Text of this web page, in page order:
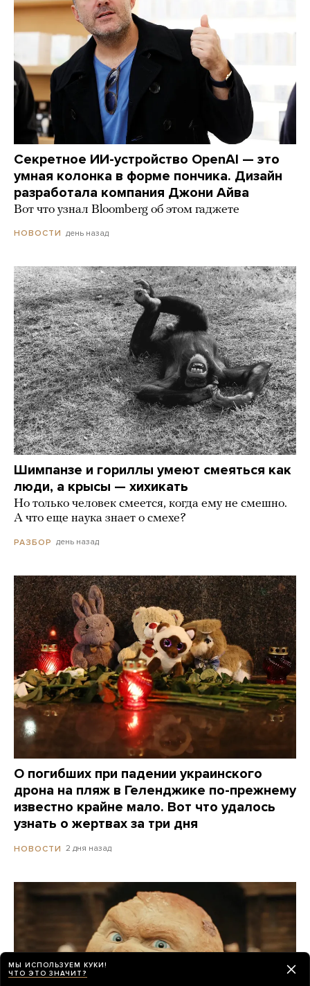
Секретное ИИ-устройство OpenAI — это
умная колонка в форме пончика. Дизайн
разработала компания Джони Айва
Вот что узнал Bloomberg об этом гаджете
НОВОСТИ день назад
Шимпанзе и гориллы умеют смеяться как
люди, а крысы — хихикать
Но только человек смеется, когда ему не смешно.
А что еще наука знает о смехе?
РАЗБОР день назад
О погибших при падении украинского
дрона на пляж в Геленджике по-прежнему
известно крайне мало. Вот что удалось
узнать о жертвах за три дня
НОВОСТИ 2 дня назад
МЫ ИСПОЛЬЗУЕМ КУКИ!
ЧТО ЭТО ЗНАЧИТ?